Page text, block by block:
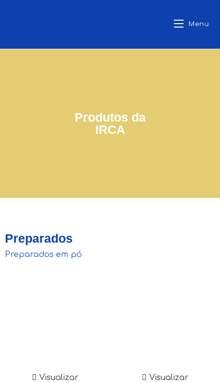
Menu
Produtos da
IRCA
Preparados
Preparados em pó
Visualizar Visualizar